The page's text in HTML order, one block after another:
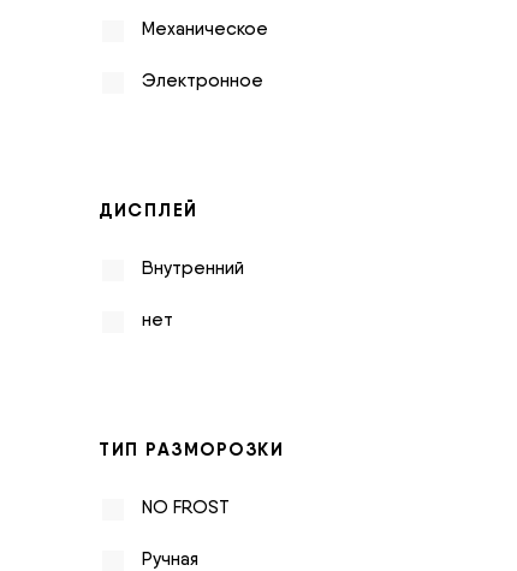
Механическое
Электронное
ДИСПЛЕЙ
Внутренний
нет
ТИП РАЗМОРОЗКИ
NO FROST
Ручная